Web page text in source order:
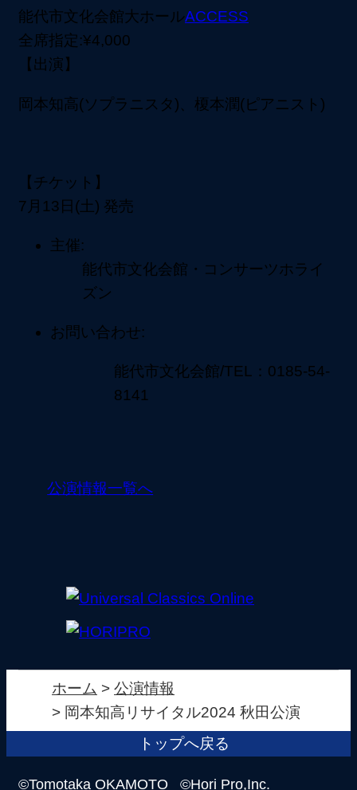
能代市文化会館大ホールACCESS
全席指定:¥4,000
【出演】
岡本知高(ソプラニスタ)、榎本潤(ピアニスト)
【チケット】
7月13日(土) 発売
主催:
能代市文化会館・コンサーツホライ
ズン
お問い合わせ:
能代市文化会館/TEL：0185-54-
8141
公演情報一覧へ
ホーム
公演情報
岡本知高リサイタル2024 秋田公演
トップへ戻る
©Tomotaka OKAMOTO ©Hori Pro,Inc.